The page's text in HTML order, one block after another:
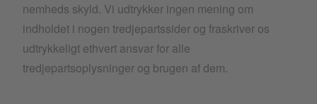
nemheds skyld. Vi udtrykker ingen mening om
indholdet i nogen tredjepartssider og fraskriver os
udtrykkeligt ethvert ansvar for alle
tredjepartsoplysninger og brugen af dem.